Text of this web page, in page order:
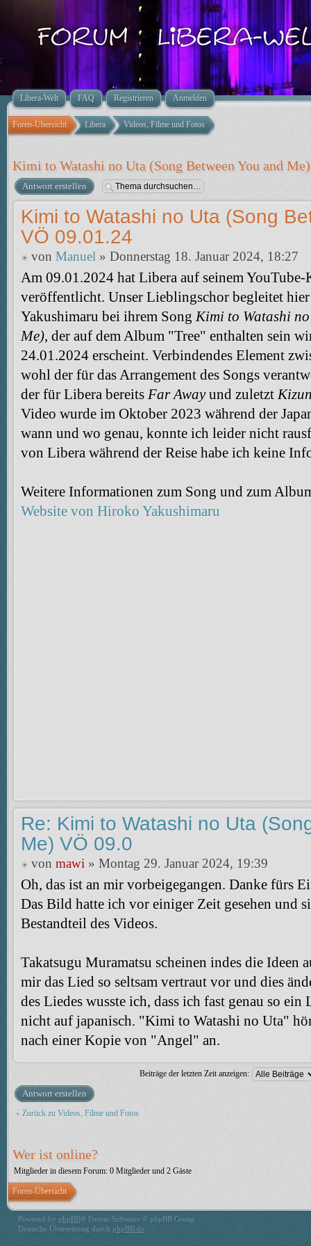
Libera-Welt FAQ Registrieren Anmelden
Foren-Übersicht Libera Videos, Filme und Fotos
Kimi to Watashi no Uta (Song Between You and
Antwort erstellen
Kimi to Watashi no Uta (Song
VÖ 09.01.24
von Manuel » Donnerstag 18. Januar 2024, 18:27
Am 09.01.2024 hat Libera auf seinem YouTube-
veröffentlicht. Unser Lieblingschor begleitet
Yakushimaru bei ihrem SongKimi to Watashi
Me), der auf dem Album "Tree" enthalten sein
24.01.2024 erscheint. Verbindendes Element
wohl der für das Arrangement des Songs
der für Libera bereits Far Awayund zuletzt
Video wurde im Oktober 2023 während der
wann und wo genau, konnte ich leider nicht
von Libera während der Reise habe ich keine
Weitere Informationen zum Song und zum
Website von Hiroko Yakushimaru
Re: Kimi to Watashi no Uta
Me) VÖ 09.0
von mawi » Montag 29. Januar 2024, 19:39
Oh, das ist an mir vorbeigegangen. Danke fürs
Das Bild hatte ich vor einiger Zeit gesehen und
Bestandteil des Videos.
Takatsugu Muramatsu scheinen indes die Ideen
mir das Lied so seltsam vertraut vor und dies
des Liedes wusste ich, dass ich fast genau so
nicht auf japanisch. "Kimi to Watashi no Uta"
nach einer Kopie von "Angel" an.
Beiträge der letzten Zeit anzeigen:
Antwort erstellen
Zurück zu Videos, Filme und Fotos
Wer ist online?
Mitglieder in diesem Forum: 0 Mitglieder und 2 Gäste
Foren-Übersicht
Powered by phpBB® Forum Software © phpBB Group
Deutsche Übersetzung durch phpBB.de